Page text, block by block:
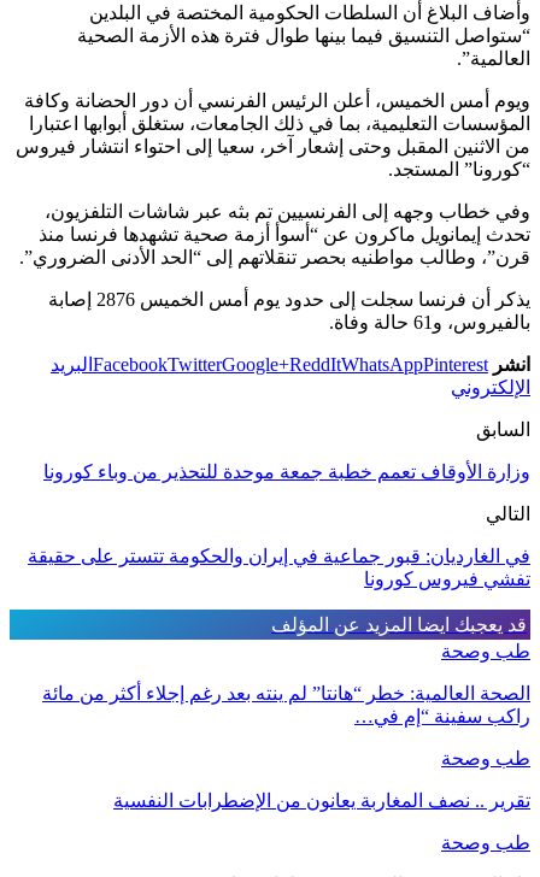
وأضاف البلاغ أن السلطات الحكومية المختصة في البلدين
“ستواصل التنسيق فيما بينها طوال فترة هذه الأزمة الصحية
العالمية”.
ويوم أمس الخميس، أعلن الرئيس الفرنسي أن دور الحضانة وكافة
المؤسسات التعليمية، بما في ذلك الجامعات، ستغلق أبوابها اعتبارا
من الاثنين المقبل وحتى إشعار آخر، سعيا إلى احتواء انتشار فيروس
“كورونا” المستجد.
وفي خطاب وجهه إلى الفرنسيين تم بثه عبر شاشات التلفزيون،
تحدث إيمانويل ماكرون عن “أسوأ أزمة صحية تشهدها فرنسا منذ
قرن”، وطالب مواطنيه بحصر تنقلاتهم إلى “الحد الأدنى الضروري”.
يذكر أن فرنسا سجلت إلى حدود يوم أمس الخميس 2876 إصابة
بالفيروس، و61 حالة وفاة.
انشر FacebookTwitterGoogle+ReddItWhatsAppPinterest
البريد
الإلكتروني
السابق
وزارة الأوقاف تعمم خطبة جمعة موحدة للتحذير من وباء كورونا
التالي
في الغارديان: قبور جماعية في إيران والحكومة تتستر على حقيقة
تفشي فيروس كورونا
قد يعجبك ايضا المزيد عن المؤلف
طب وصحة
الصحة العالمية: خطر “هانتا” لم ينته بعد رغم إجلاء أكثر من مائة
راكب سفينة “إم في…
طب وصحة
تقرير .. نصف المغاربة يعانون من الإضطرابات النفسية
طب وصحة